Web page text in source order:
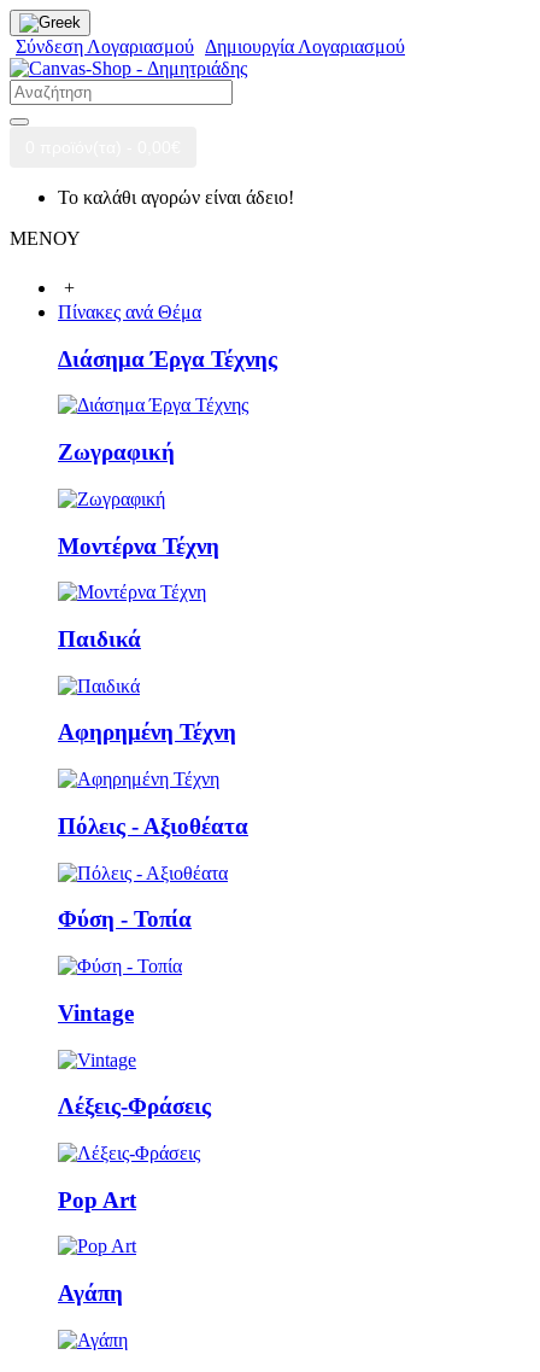
Σύνδεση Λογαριασμού Δημιουργία Λογαριασμού
Το καλάθι αγορών είναι άδειο!
ΜΕΝΟΥ
+
Πίνακες ανά Θέμα
Διάσημα Έργα Τέχνης
Ζωγραφική
Μοντέρνα Τέχνη
Παιδικά
Αφηρημένη Τέχνη
Πόλεις - Αξιοθέατα
Φύση - Τοπία
Vintage
Λέξεις-Φράσεις
Pop Art
Αγάπη